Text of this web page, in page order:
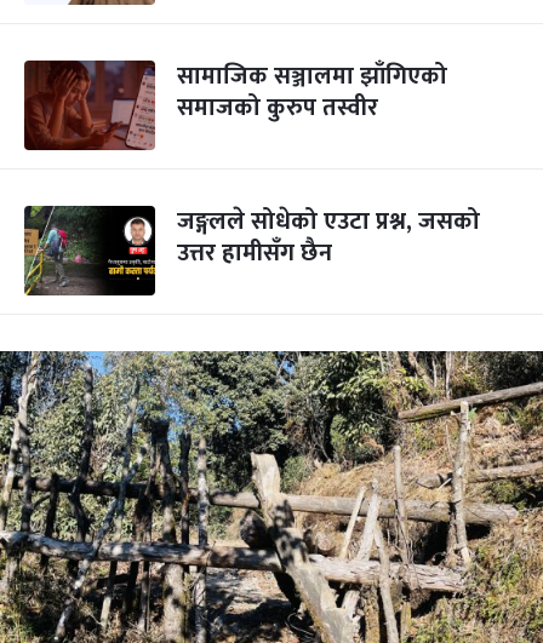
सामाजिक सञ्जालमा झाँगिएको
समाजको कुरुप तस्वीर
जङ्गलले सोधेको एउटा प्रश्न, जसको
उत्तर हामीसँग छैन